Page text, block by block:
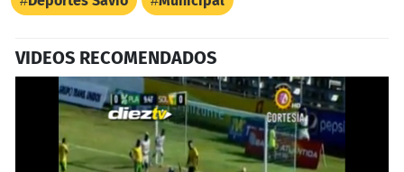
VIDEOS RECOMENDADOS